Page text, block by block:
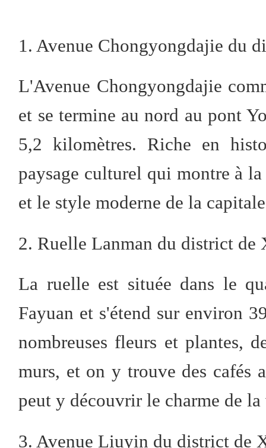
1. Avenue Chongyongdajie du
L'Avenue Chongyongdajie
et se termine au nord au pont
5,2 kilomètres. Riche en
paysage culturel qui montre à
et le style moderne de la
2. Ruelle Lanman du district de
La ruelle est située dans le
Fayuan et s'étend sur environ
nombreuses fleurs et plantes,
murs, et on y trouve des cafés
peut y découvrir le charme de
3. Avenue Liuyin du district de